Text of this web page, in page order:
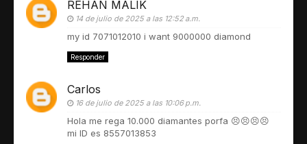
REHAN MALIK
14 de julio de 2025 a las 12:52 a.m.
my id 7071012010 i want 9000000 diamond
Responder
Carlos
16 de julio de 2025 a las 10:06 p.m.
Hola me rega 10.000 diamantes porfa 😣😣😣😣
mi ID es 8557013853